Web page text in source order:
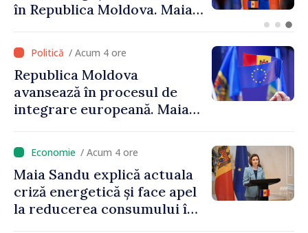
mandat deplin. Președinta
Maia Sandu: „Alegerile să fie
libere și corecte””
/ Acum 4 ore
Republica Moldova
avansează în procesul de
integrare europeană. Maia
niciun stat”
/ Acum 4 ore
Maia Sandu explică actuala
criză energetică și face apel
la reducerea consumului în